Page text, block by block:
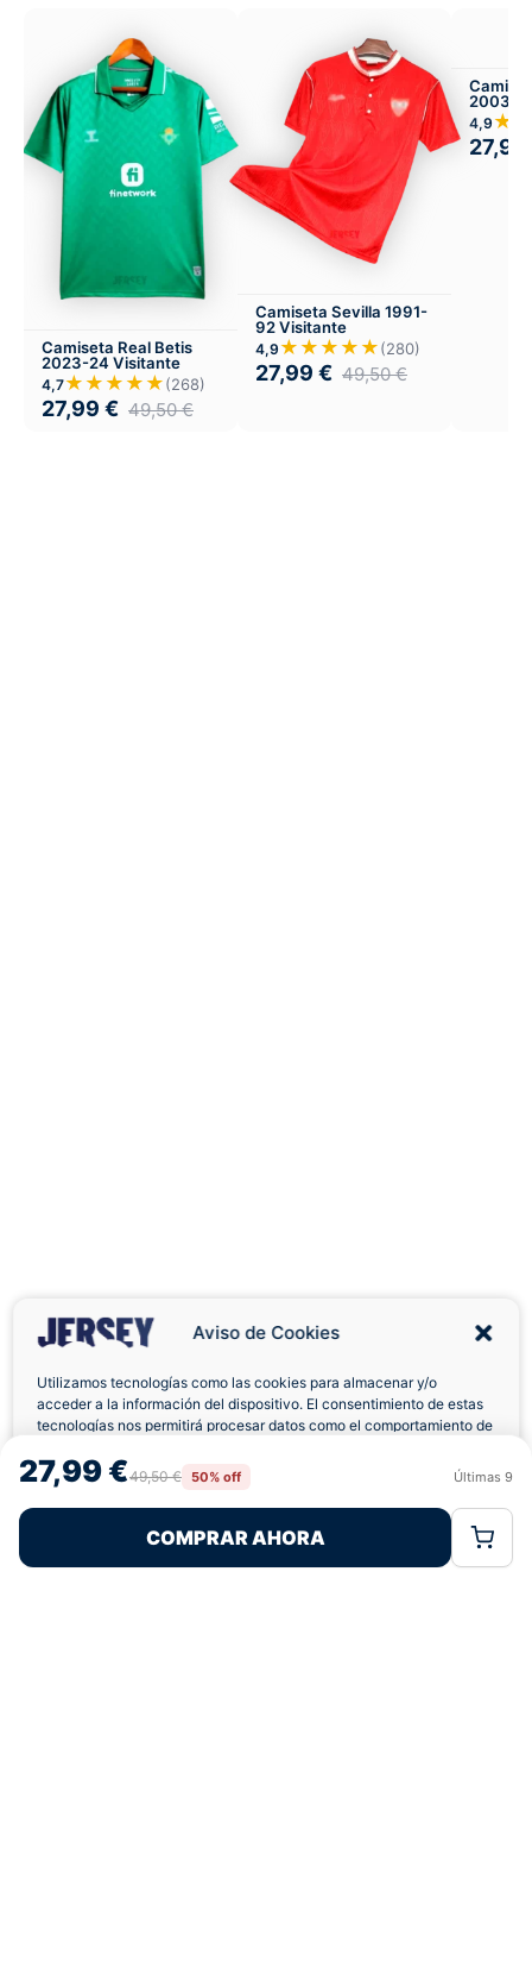
Aviso de Cookies
Utilizamos tecnologías como las cookies para almacenar y/o
acceder a la información del dispositivo. El consentimiento de estas
tecnologías nos permitirá procesar datos como el comportamiento de
retirar el consentimiento, puede afectar negativamente a ciertas
características y funciones.
Rechazar
Política de CookiesPolítica de Privacidad
27,99 €49,50 € 50% off Últimas 9
COMPRAR AHORA
Camiseta Real Betis
2023-24 Visitante
4,7★★★★★(268)
27,99 € 49,50€
Camiseta Sevilla 1991-
92 Visitante
4,9 ★★★★★(280)
27,99 € 49,50€
2003-
4,9
27,99
Envíos a Domicilio Devolución 7 Días
Pagos 100% Seguros Ofertas Sin Límites